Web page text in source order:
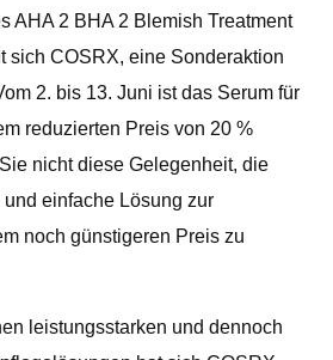
AHA 2 BHA 2 Blemish Treatment
sich COSRX, eine Sonderaktion
2. bis 13. Juni ist das Serum für
reduzierten Preis von 20 %
nicht diese Gelegenheit, die
einfache Lösung zur
noch günstigeren Preis zu
leistungsstarken und dennoch